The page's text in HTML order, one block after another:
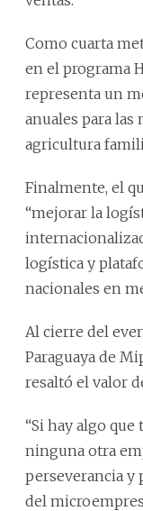
Como cuarta
en el programa
representa un
anuales para
agricultura
Finalmente, el
“mejorar la
logística y
nacionales en
Al cierre del
Paraguaya de
resaltó el valor
“Si hay algo
ninguna otra
perseverancia y
del